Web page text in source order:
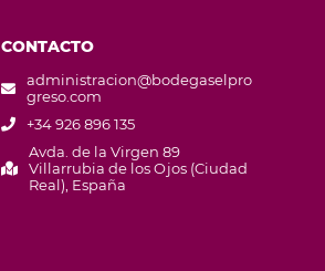
CONTACTO
administracion@bodegaselpro
greso.com
+34 926 896 135
Avda. de la Virgen 89
Villarrubia de los Ojos (Ciudad
Real), España